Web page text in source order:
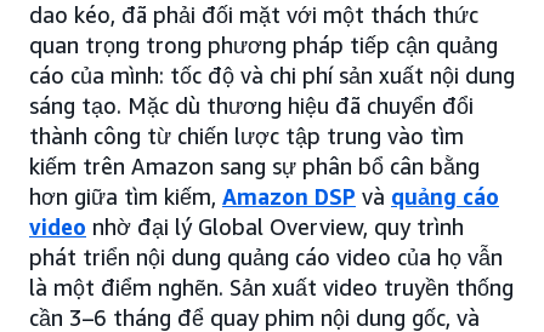
dao kéo, đã phải đối mặt với một thách thức
quan trọng trong phương pháp tiếp cận quảng
cáo của mình: tốc độ và chi phí sản xuất nội dung
sáng tạo. Mặc dù thương hiệu đã chuyển đổi
thành công từ chiến lược tập trung vào tìm
kiếm trên Amazon sang sự phân bổ cân bằng
hơn giữa tìm kiếm, Amazon DSP và quảng cáo
video nhờ đại lý Global Overview, quy trình
phát triển nội dung quảng cáo video của họ vẫn
là một điểm nghẽn. Sản xuất video truyền thống
cần 3–6 tháng để quay phim nội dung gốc, và